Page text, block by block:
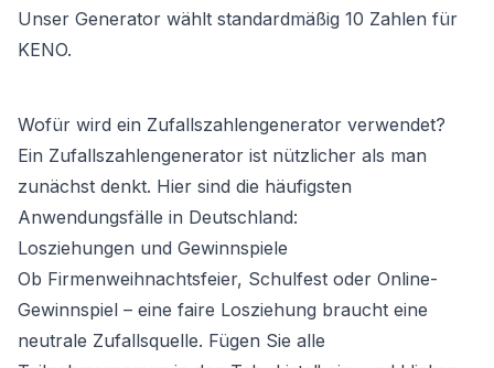
Unser Generator wählt standardmäßig 10 Zahlen für
KENO.
Wofür wird ein Zufallszahlengenerator verwendet?
Ein Zufallszahlengenerator ist nützlicher als man
zunächst denkt. Hier sind die häufigsten
Anwendungsfälle in Deutschland:
Losziehungen und Gewinnspiele
Ob Firmenweihnachtsfeier, Schulfest oder Online-
Gewinnspiel – eine faire Losziehung braucht eine
neutrale Zufallsquelle. Fügen Sie alle